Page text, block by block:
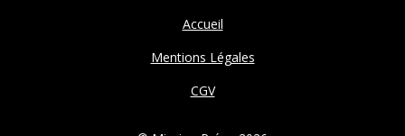
Accueil
Mentions Légales
CGV